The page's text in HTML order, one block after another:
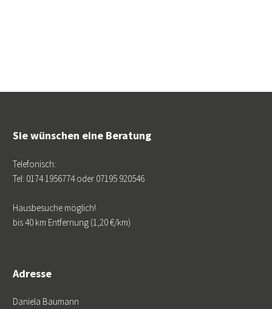
Sie wünschen eine Beratung
Telefonisch:
Tel: 0174 1956774 oder 07195 920546
Hausbesuche möglich!
bis 40 km Entfernung (1,20 €/km)
Adresse
Daniela Baumann